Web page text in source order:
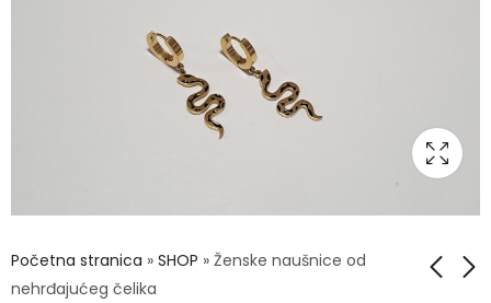
Početna stranica » SHOP » Ženske naušnice od
nehrđajućeg čelika